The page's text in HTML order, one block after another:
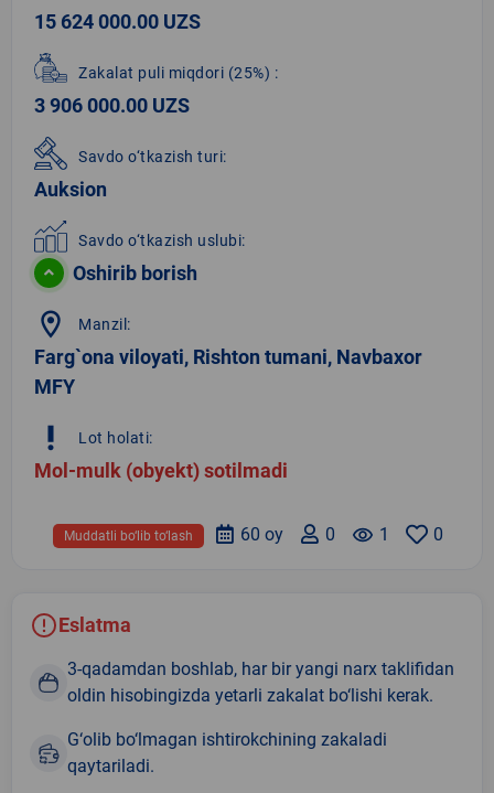
15 624 000.00 UZS
Zakalat puli miqdori (25%) :
3 906 000.00 UZS
Savdo o‘tkazish turi:
Auksion
Savdo o‘tkazish uslubi:
Oshirib borish
location_on Manzil:
Farg`ona viloyati, Rishton tumani, Navbaxor
MFY
priority_high Lot holati:
Mol-mulk (obyekt) sotilmadi
0
remove_red_eye 1
0
60 oy
Muddatli bo‘lib to‘lash
Eslatma
3-qadamdan boshlab, har bir yangi narx taklifidan
oldin hisobingizda yetarli zakalat bo‘lishi kerak.
G‘olib bo‘lmagan ishtirokchining zakaladi
qaytariladi.